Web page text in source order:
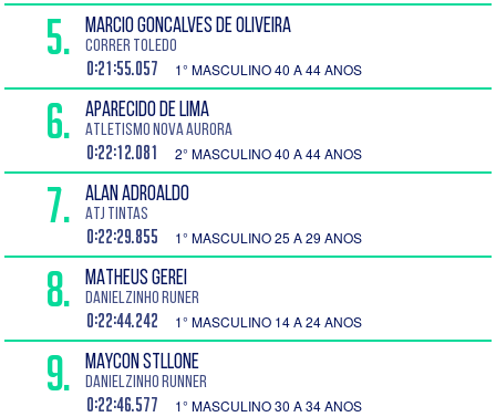
5. MARCIO GONCALVES DE OLIVEIRA
CORRER TOLEDO
0:21:55.057 1° MASCULINO 40 A 44 ANOS
6. APARECIDO DE LIMA
Atletismo Nova Aurora
0:22:12.081 2° MASCULINO 40 A 44 ANOS
7. ALAN ADROALDO
ATJ Tintas
0:22:29.855 1° MASCULINO 25 A 29 ANOS
8. MATHEUS GEREI
Danielzinho Runer
0:22:44.242 1° MASCULINO 14 A 24 ANOS
9. MAYCON STLLONE
Danielzinho Runner
0:22:46.577 1° MASCULINO 30 A 34 ANOS